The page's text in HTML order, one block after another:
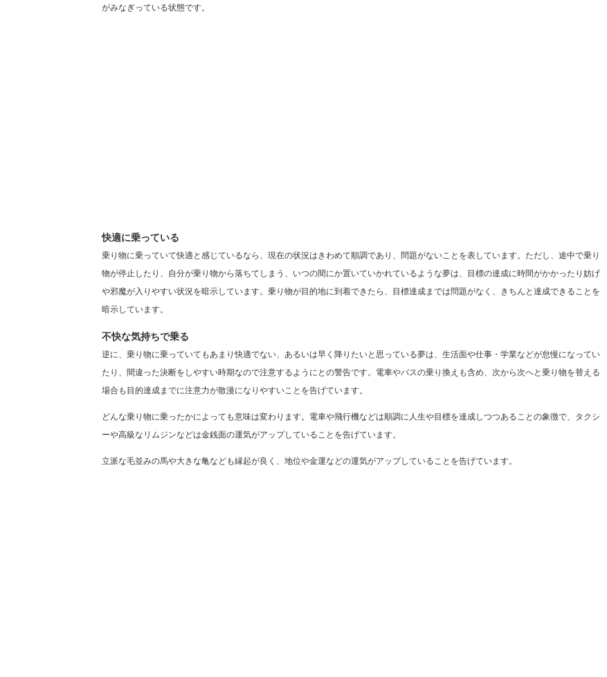
がみなぎっている状態です。
快適に乗っている
乗り物に乗っていて快適と感じているなら、現在の状況はきわめて順調であり、問題がないことを表しています。ただし、途中で乗り
物が停止したり、自分が乗り物から落ちてしまう、いつの間にか置いていかれているような夢は、目標の達成に時間がかかったり妨げ
や邪魔が入りやすい状況を暗示しています。乗り物が目的地に到着できたら、目標達成までは問題がなく、きちんと達成できることを
暗示しています。
不快な気持ちで乗る
逆に、乗り物に乗っていてもあまり快適でない、あるいは早く降りたいと思っている夢は、生活面や仕事・学業などが怠慢になってい
たり、間違った決断をしやすい時期なので注意するようにとの警告です。電車やバスの乗り換えも含め、次から次へと乗り物を替える
場合も目的達成までに注意力が散漫になりやすいことを告げています。
どんな乗り物に乗ったかによっても意味は変わります。電車や飛行機などは順調に人生や目標を達成しつつあることの象徴で、タクシ
ーや高級なリムジンなどは金銭面の運気がアップしていることを告げています。
立派な毛並みの馬や大きな亀なども縁起が良く、地位や金運などの運気がアップしていることを告げています。